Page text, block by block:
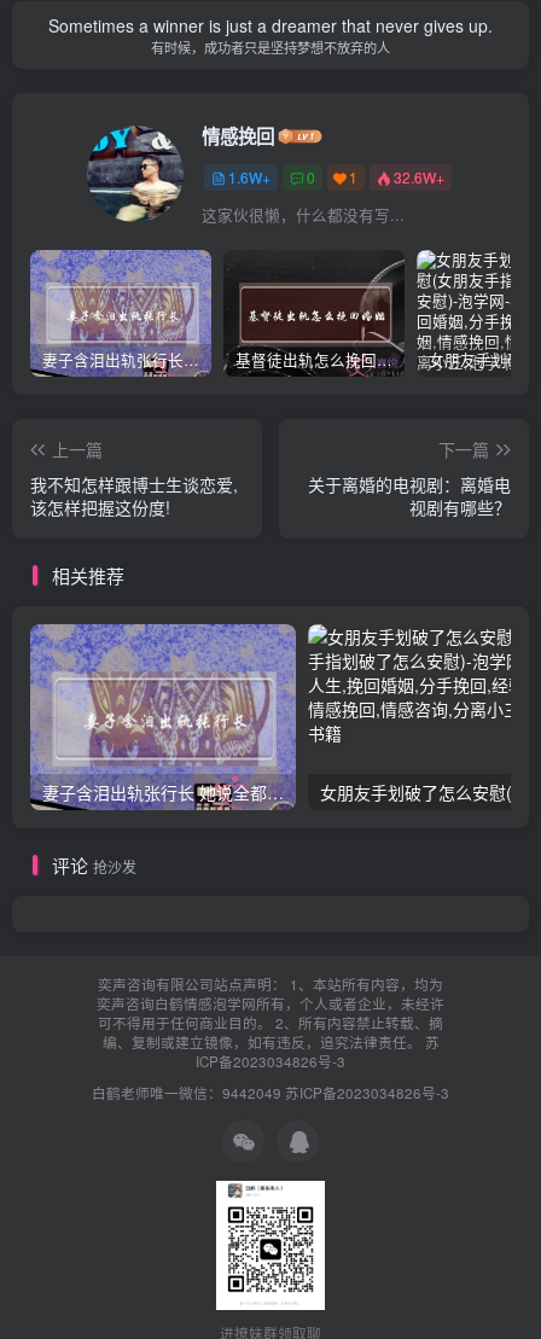
Sometimes a winner is just a dreamer that never gives up.
有时候，成功者只是坚持梦想不放弃的人
情感挽回
1.6W+ 0 1 32.6W+
这家伙很懒，什么都没有写...
妻子含泪出轨张行长 她说全都是因为家中 基督徒出轨怎么挽回婚姻(基督徒面对出轨婚姻)
上一篇
我不知怎样跟博士生谈恋爱,
该怎样把握这份度!
下一篇
关于离婚的电视剧：离婚电
视剧有哪些？
相关推荐
妻子含泪出轨张行长 她说全都是因为家中
评论 抢沙发
奕声咨询有限公司站点声明： 1、本站所有内容，均为
奕声咨询白鹤情感泡学网所有，个人或者企业，未经许
可不得用于任何商业目的。 2、所有内容禁止转载、摘
编、复制或建立镜像，如有违反，追究法律责任。 苏
ICP备2023034826号-3
白鹤老师唯一微信：9442049 苏ICP备2023034826号-3
进撩妹群领取聊